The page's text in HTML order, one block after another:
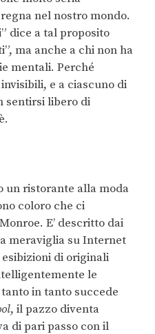
nel nostro mondo.
dice a tal proposito
ma anche a chi non ha
mentali. Perché
e a ciascuno di
sentirsi libero di
un ristorante alla moda
coloro che ci
E’ descritto dai
meraviglia su Internet
di originali
le
in tanto succede
, il pazzo diventa
di pari passo con il